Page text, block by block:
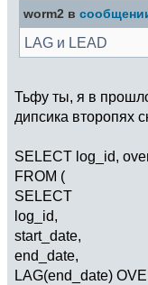
worm2 в
LAG и LEAD
Тьфу ты, я в
дипсика второпях
SELECT log_id,
FROM (
SELECT
log_id,
start_date,
end_date,
LAG(end_date)